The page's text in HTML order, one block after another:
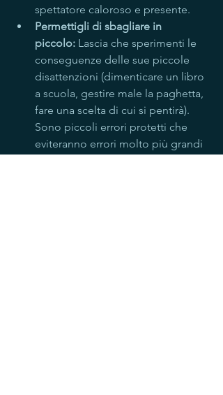
spettatore caloroso e presente.
Permettigli di sbagliare in
piccolo: Lascia che sperimenti le
conseguenze delle sue piccole
disattenzioni (dimenticare un libro
a scuola, gestire male la paghetta,
fare una scelta di cui si pentirà).
Sono piccoli errori protetti che
eviteranno errori molto più grandi